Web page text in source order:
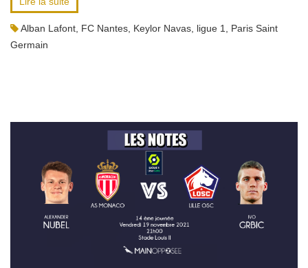
Alban Lafont FC Nantes Keylor Navas ligue 1
Paris Saint
Germain